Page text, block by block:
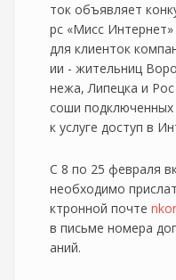
ток объявляет
рс «Мисс Интернет»
для клиенток
ии - жительниц Воро
нежа, Липецка и Рос
соши подключенных
к услуге доступ в
С 8 по 25 февраля
необходимо
ктронной почте
в письме номера
аний.